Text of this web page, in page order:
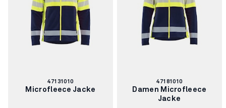
Artikelnummer:
47131010
Microfleece Jacke
Artikelnummer:
47181010
Damen Microfleece
Jacke